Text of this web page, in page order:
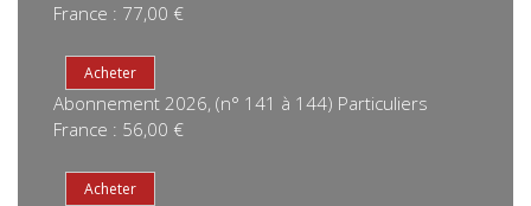
France : 77,00 €
Abonnement 2026, (n° 141 à 144) Particuliers
France : 56,00 €